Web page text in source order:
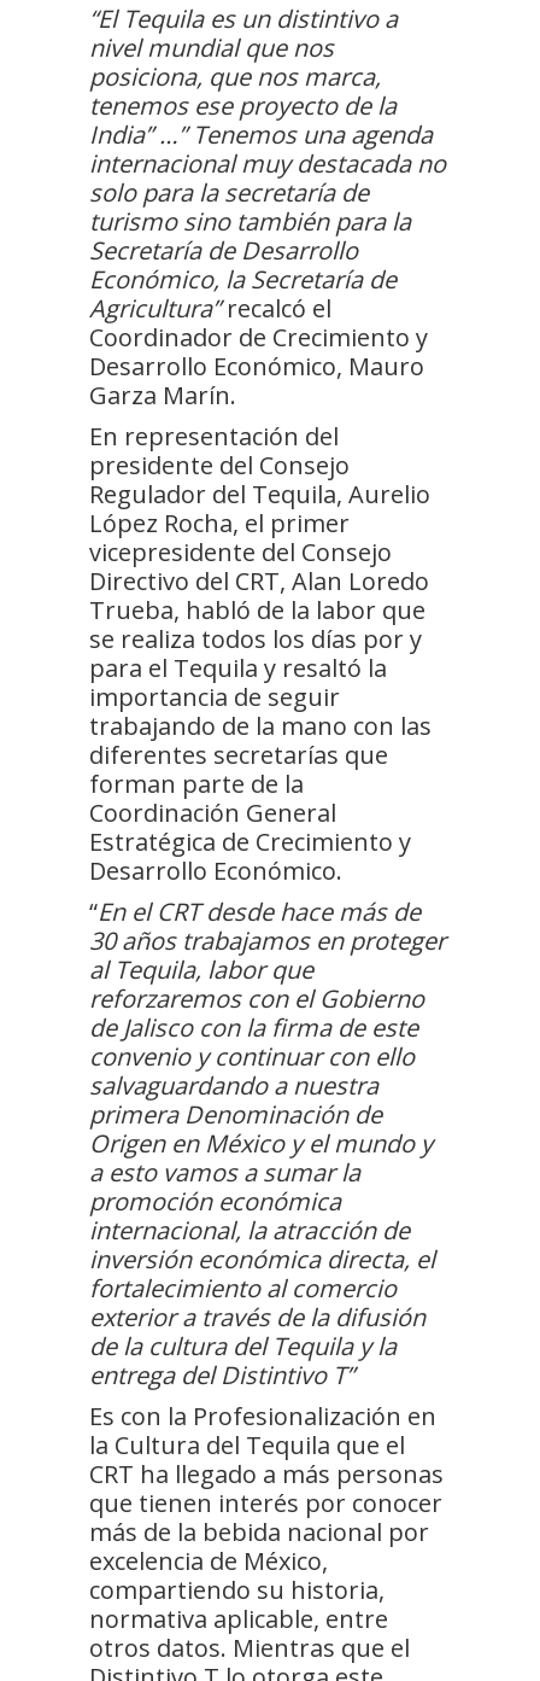
“El Tequila es un distintivo a
nivel mundial que nos
posiciona, que nos marca,
tenemos ese proyecto de la
India” …” Tenemos una agenda
internacional muy destacada no
solo para la secretaría de
turismo sino también para la
Secretaría de Desarrollo
Económico, la Secretaría de
Agricultura”recalcó el
Coordinador de Crecimiento y
Desarrollo Económico, Mauro
Garza Marín.
En representación del
presidente del Consejo
Regulador del Tequila, Aurelio
López Rocha, el primer
vicepresidente del Consejo
Directivo del CRT, Alan Loredo
Trueba, habló de la labor que
se realiza todos los días por y
para el Tequila y resaltó la
importancia de seguir
trabajando de la mano con las
diferentes secretarías que
forman parte de la
Coordinación General
Estratégica de Crecimiento y
Desarrollo Económico.
“En el CRT desde hace más de
30 años trabajamos en proteger
al Tequila, labor que
reforzaremos con el Gobierno
de Jalisco con la firma de este
convenio y continuar con ello
salvaguardando a nuestra
primera Denominación de
Origen en México y el mundo y
a esto vamos a sumar la
promoción económica
internacional, la atracción de
inversión económica directa, el
fortalecimiento al comercio
exterior a través de la difusión
de la cultura del Tequila y la
entrega del Distintivo T”
Es con la Profesionalización en
la Cultura del Tequila que el
CRT ha llegado a más personas
que tienen interés por conocer
más de la bebida nacional por
excelencia de México,
compartiendo su historia,
normativa aplicable, entre
otros datos. Mientras que el